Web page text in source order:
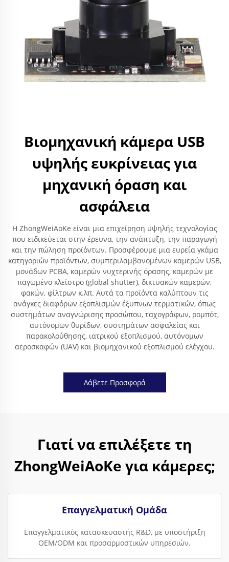
Βιομηχανική κάμερα USB
υψηλής ευκρίνειας για
μηχανική όραση και
ασφάλεια
Η ZhongWeiAoKe είναι μια επιχείρηση υψηλής τεχνολογίας
που ειδικεύεται στην έρευνα, την ανάπτυξη, την παραγωγή
και την πώληση προϊόντων. Προσφέρουμε μια ευρεία γκάμα
κατηγοριών προϊόντων, συμπεριλαμβανομένων καμερών USB,
μονάδων PCBA, καμερών νυχτερινής όρασης, καμερών με
παγωμένο κλείστρο (global shutter), δικτυακών καμερών,
φακών, φίλτρων κ.λπ. Αυτά τα προϊόντα καλύπτουν τις
ανάγκες διαφόρων εξοπλισμών έξυπνων τερματικών, όπως
συστημάτων αναγνώρισης προσώπου, ταχογράφων, ρομπότ,
αυτόνομων θυρίδων, συστημάτων ασφαλείας και
παρακολούθησης, ιατρικού εξοπλισμού, αυτόνομων
αεροσκαφών (UAV) και βιομηχανικού εξοπλισμού ελέγχου.
Λάβετε Προσφορά
Γιατί να επιλέξετε τη
ZhongWeiAoKe για κάμερες;
Επαγγελματική Ομάδα
Επαγγελματικός κατασκευαστής R&D, με υποστήριξη
OEM/ODM και προσαρμοστικών υπηρεσιών.